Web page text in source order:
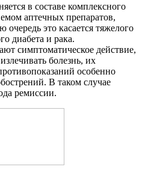
в составе комплексного
аптечных препаратов,
это касается тяжелого
диабета и рака.
симптоматическое действие,
болезнь, их
особенно
В таком случае
ремиссии.